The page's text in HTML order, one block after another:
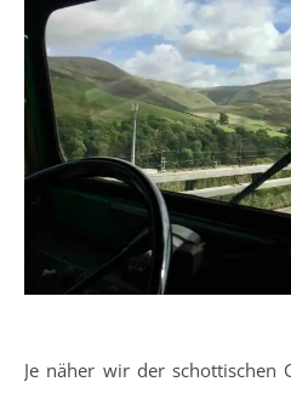
Je näher wir der schottischen